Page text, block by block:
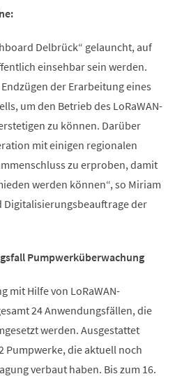
Delbrück“ gelauncht, auf
einsehbar sein werden.
der Erarbeitung eines
um den Betrieb des LoRaWAN-
zu können. Darüber
mit einigen regionalen
zu erproben, damit
werden können“, so Miriam
der
Pumpwerküberwachung
mit Hilfe von LoRaWAN-
24 Anwendungsfällen, die
werden. Ausgestattet
Pumpwerke, die aktuell noch
verbaut haben. Bis zum 16.